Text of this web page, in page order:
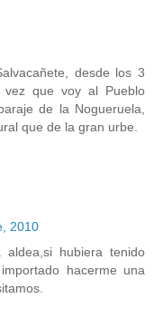
desde los 3
que voy al Pueblo
de la Nogueruela,
que de la gran urbe.
2010
hubiera tenido
hacerme una